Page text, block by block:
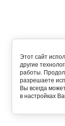
Этот сайт
другие
работы.
разрешаете
Вы всегда
в настройках